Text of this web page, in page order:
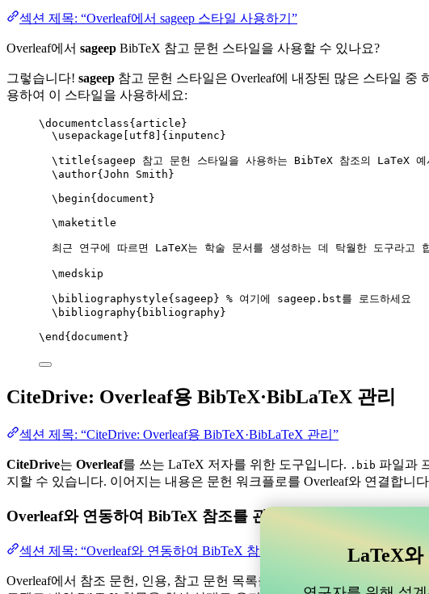
섹션 제목: “Overleaf에서 sageep 스타일 사용하기”
Overleaf에서 sageep BibTeX 참고 문헌 스타일을 사용할 수 있나요?
그렇습니다! sageep 참고 문헌 스타일은 Overleaf에 내장된 많은 스타일 중
용하여 이 스타일을 사용하세요:
\documentclass{ article }
\usepackage
utf8 ]{ inputenc }
\title{sageep 참고 문헌 스타일을 사용하는 BibTeX 참조의 LaTeX
\author{John Smith}
\begin{ document }
\maketitle
최근 연구에 따르면 LaTeX는 학술 문서를 생성하는 데 탁월한 도구라고
\medskip
\bibliographystyle{sageep} % 여기에 sageep.bst를 로드하세요
\bibliography{bibliography}
\end { document }
CiteDrive: Overleaf용 BibTeX·BibLaTeX 관리
섹션 제목: “CiteDrive: Overleaf용 BibTeX·BibLaTeX 관리”
CiteDrive는 Overleaf를 쓰는 LaTeX 저자를 위한 도구입니다. .bib 파일과
지할 수 있습니다. 이어지는 내용은 문헌 워크플로를 Overleaf와 연결합니
Overleaf와 연동하여 BibTeX 참조를 관리할 수 있는 협업 온라
섹션 제목: “Overleaf와 연동하여 BibTeX 참조를 관리할 수 있는 협업 온
Overleaf에서 참조 문헌, 인용, 참고 문헌 목록을 관리하는 데 도움이 될 온
LaTeX와